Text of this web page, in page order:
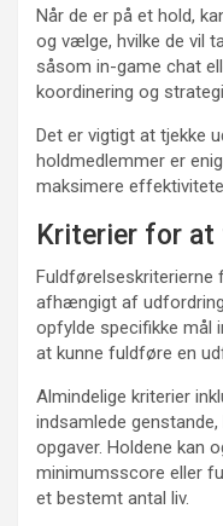
Når de er på et hold,
og vælge, hvilke de vil
såsom in-game chat
koordinering og
Det er vigtigt at tjekke
holdmedlemmer er
maksimere
Kriterier for
Fuldførelseskriterierne
afhængigt af
opfylde specifikke mål
at kunne fuldføre en
Almindelige kriterier
indsamlede
opgaver. Holdene kan
minimumsscore eller
et bestemt antal liv.